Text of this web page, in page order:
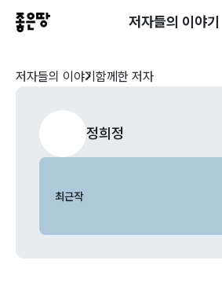
저자들의 이야기
저자들의 이야기 함께한 저자
정희정
최근작